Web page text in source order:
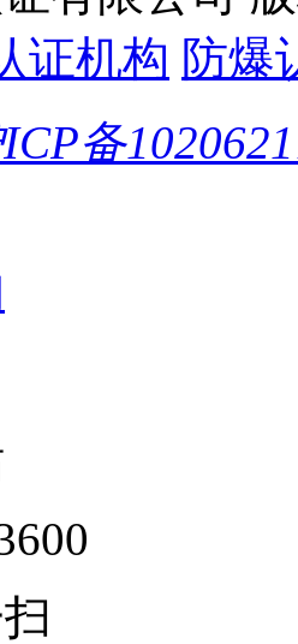
证机构 防爆
备